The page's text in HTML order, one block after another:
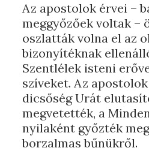
Az apostolok érvei –
meggyőzőek voltak –
oszlatták volna el az
bizonyítéknak
Szentlélek isteni
szíveket. Az
dicsőség Urát
megvetették, a
nyilaként győzték
borzalmas bűnükről.